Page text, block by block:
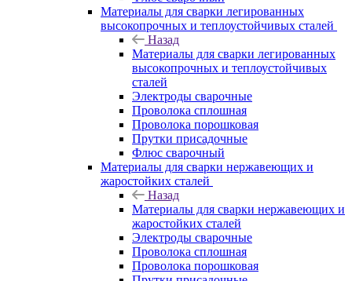
Материалы для сварки легированных
высокопрочных и теплоустойчивых сталей
Назад
Материалы для сварки легированных
высокопрочных и теплоустойчивых
сталей
Электроды сварочные
Проволока сплошная
Проволока порошковая
Прутки присадочные
Флюс сварочный
Материалы для сварки нержавеющих и
жаростойких сталей
Назад
Материалы для сварки нержавеющих и
жаростойких сталей
Электроды сварочные
Проволока сплошная
Проволока порошковая